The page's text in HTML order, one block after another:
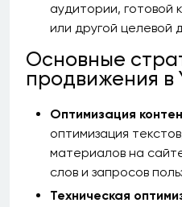
аудитории, готовой
или другой целевой
Основные
продвижения в
Оптимизация
оптимизация
материалов на
слов и запросов
Техническая